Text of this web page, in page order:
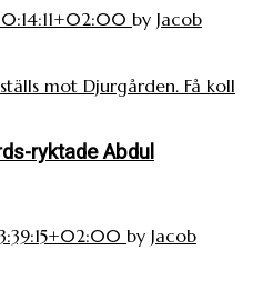
by Jacob
ställs mot Djurgården. Få koll
ryktade Abdul
by Jacob